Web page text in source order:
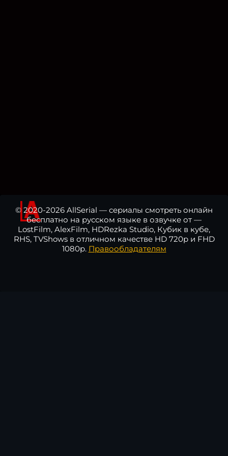
© 2020-2026 AllSerial — сериалы смотреть онлайн
бесплатно на русском языке в озвучке от —
LostFilm, AlexFilm, HDRezka Studio, Кубик в кубе,
RHS, TVShows в отличном качестве HD 720p и FHD
1080p. Правообладателям